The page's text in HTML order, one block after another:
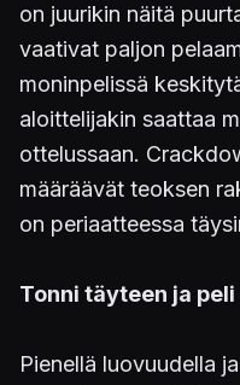
on juurikin näitä
vaativat paljon
moninpelissä
aloittelijakin saattaa
ottelussaan.
määräävät teoksen
on periaatteessa
Tonni täyteen ja
Pienellä luovuudella